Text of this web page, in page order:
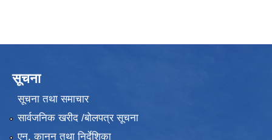
सूचना
सूचना तथा समाचार
सार्वजनिक खरीद /बोलपत्र सूचना
एन, कानुन तथा निर्देशिका